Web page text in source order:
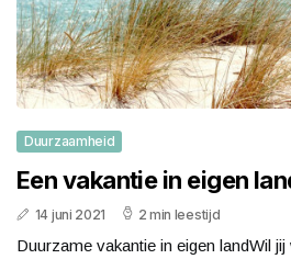
Duurzaamheid
Een vakantie in eigen
14 juni 2021 2 min leestijd
Duurzame vakantie in eigen landWil